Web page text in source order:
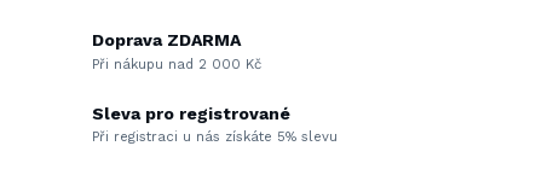
Doprava ZDARMA
Při nákupu nad 2 000 Kč
Sleva pro registrované
Při registraci u nás získáte 5% slevu